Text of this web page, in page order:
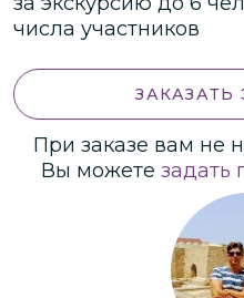
числа участников
ЗАКАЗАТЬ
При заказе вам не
Вы можете задать